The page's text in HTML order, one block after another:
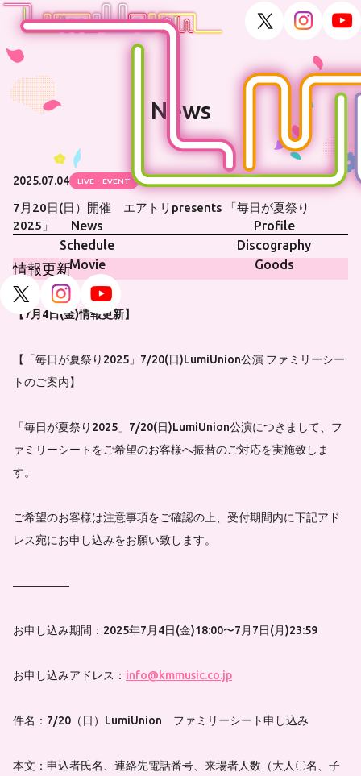
News
Profile
Schedule
Discography
Movie
Goods
News
2025.07.04 LIVE・EVENT
7月20日(日）開催 エアトリpresents 「毎日が夏祭り
2025」
情報更新
【7月4日(金)情報更新】
【「毎日が夏祭り2025」7/20(日)LumiUnion公演 ファミリーシー
トのご案内】
「毎日が夏祭り2025」7/20(日)LumiUnion公演につきまして、フ
ァミリーシートをご希望のお客様へ振替のご対応を実施致しま
す。
ご希望のお客様は注意事項をご確認の上、受付期間内に下記アド
レス宛にお申し込みをお願い致します。
―――――
お申し込み期間：2025年7月4日(金)18:00〜7月7日(月)23:59
お申し込みアドレス： info@kmmusic.co.jp
件名：7/20（日）LumiUnion ファミリーシート申し込み
本文：申込者氏名、連絡先電話番号、来場者人数（大人〇名、子